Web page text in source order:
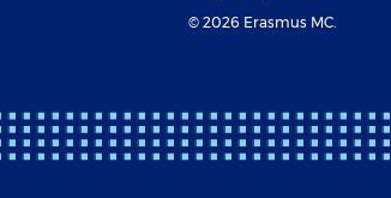
© 2026 Erasmus MC.